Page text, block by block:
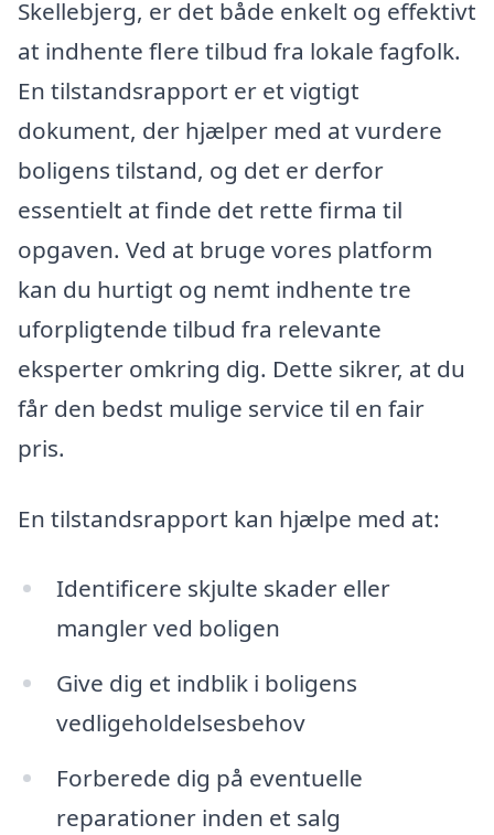
Skellebjerg, er det både enkelt og effektivt
at indhente flere tilbud fra lokale fagfolk.
En tilstandsrapport er et vigtigt
dokument, der hjælper med at vurdere
boligens tilstand, og det er derfor
essentielt at finde det rette firma til
opgaven. Ved at bruge vores platform
kan du hurtigt og nemt indhente tre
uforpligtende tilbud fra relevante
eksperter omkring dig. Dette sikrer, at du
får den bedst mulige service til en fair
pris.
En tilstandsrapport kan hjælpe med at:
Identificere skjulte skader eller
mangler ved boligen
Give dig et indblik i boligens
vedligeholdelsesbehov
Forberede dig på eventuelle
reparationer inden et salg